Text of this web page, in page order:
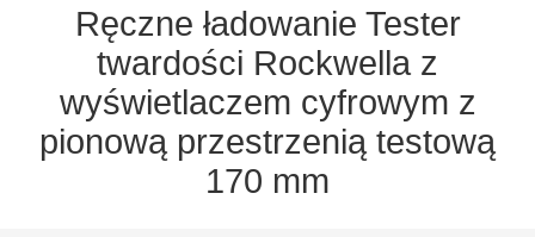
SITEMAP
PRIVACY
POLICY
Ręczne ładowanie Tester
twardości Rockwella z
wyświetlaczem cyfrowym z
pionową przestrzenią testową
170 mm